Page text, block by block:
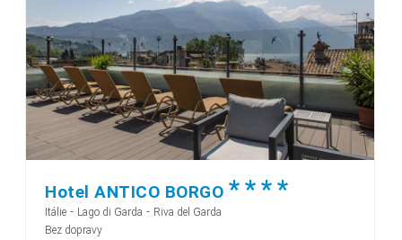
Hotel ANTICO BORGO ****
Itálie - Lago di Garda - Riva del Garda
Bez dopravy